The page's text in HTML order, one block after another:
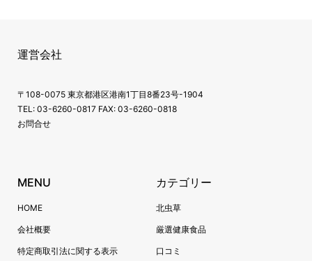
運営会社
〒108-0075 東京都港区港南1丁目8番23号-1904
TEL: 03-6260-0817 FAX: 03-6260-0818
お問合せ
MENU
HOME
会社概要
特定商取引法に関する表示
カテゴリー
北虫草
厳選健康食品
口コミ